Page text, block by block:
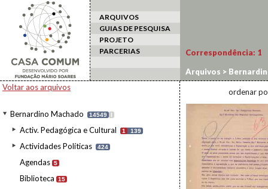
ARQUIVOS
GUIAS DE PESQUISA
PROJETO
PARCERIAS
Voltar aos arquivos
Bernardino Machado 14549 I
Activ. Pedagógica e Cultural 1 139
Actividades Políticas 424
Agendas 5
Biblioteca 15
Correspondência: 1
Arquivos >
ordenar